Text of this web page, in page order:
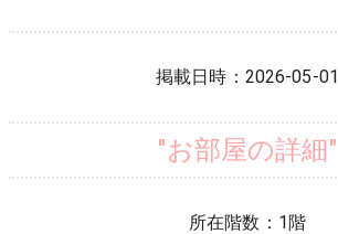
掲載日時： 2026-05-01
"お部屋の詳細"
所在階数： 1階